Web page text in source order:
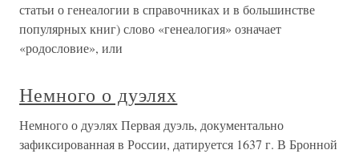
статьи о генеалогии в справочниках и в большинстве
популярных книг) слово «генеалогия» означает
«родословие», или
Немного о дуэлях
Немного о дуэлях Первая дуэль, документально
зафиксированная в России, датируется 1637 г. В Бронной